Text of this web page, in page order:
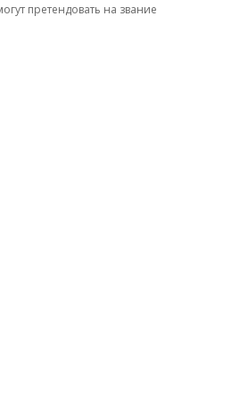
претендовать на звание